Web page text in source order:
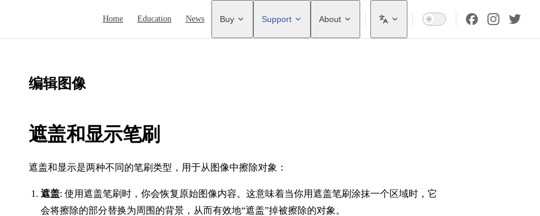
Home Education News Buy Support About
编辑图像
遮盖和显示笔刷
遮盖和显示是两种不同的笔刷类型，用于从图像中擦除对象：
遮盖: 使用遮盖笔刷时，你会恢复原始图像内容。这意味着当你用遮盖笔刷涂抹一个区域时，它
会将擦除的部分替换为周围的背景，从而有效地“遮盖”掉被擦除的对象。